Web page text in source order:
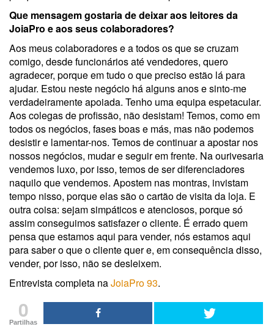
Que mensagem gostaria de deixar aos leitores da
JoiaPro e aos seus colaboradores?
Aos meus colaboradores e a todos os que se cruzam
comigo, desde funcionários até vendedores, quero
agradecer, porque em tudo o que preciso estão lá para
ajudar. Estou neste negócio há alguns anos e sinto-me
verdadeiramente apoiada. Tenho uma equipa espetacular.
Aos colegas de profissão, não desistam! Temos, como em
todos os negócios, fases boas e más, mas não podemos
desistir e lamentar-nos. Temos de continuar a apostar nos
nossos negócios, mudar e seguir em frente. Na ourivesaria
vendemos luxo, por isso, temos de ser diferenciadores
naquilo que vendemos. Apostem nas montras, invistam
tempo nisso, porque elas são o cartão de visita da loja. E
outra coisa: sejam simpáticos e atenciosos, porque só
assim conseguimos satisfazer o cliente. É errado quem
pensa que estamos aqui para vender, nós estamos aqui
para saber o que o cliente quer e, em consequência disso,
vender, por isso, não se desleixem.
Entrevista completa naJoiaPro 93.
0
Partilhas